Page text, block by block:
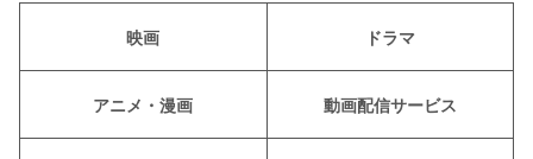
映画 ドラマ
アニメ・漫画 動画配信サービス